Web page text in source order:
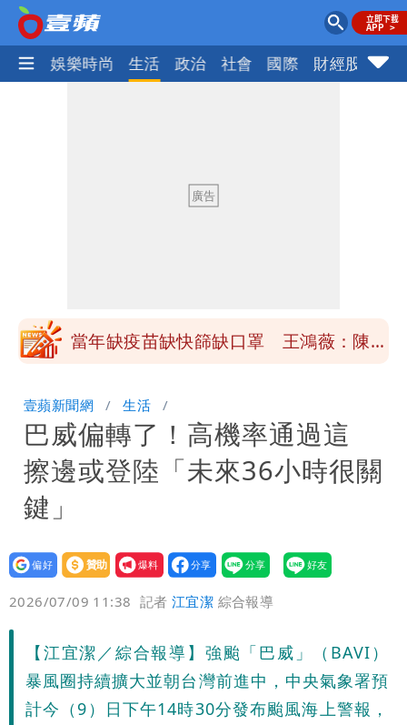
熱門 娛樂時尚 生活 政治 社會 國際 財經股市
很多謹慎判斷當時未被理解
抄襲造假當上劍橋大學教授 神鬼級履歷
10.6億顧問費決策過程在哪
當年缺疫苗缺快篩缺口罩 王鴻薇：陳時
聲押？交保？複訊後揭曉
慈濟買BNT遭詐10億元 蔡英文：政府
很多謹慎判斷當時未被理解
抄襲造假當上劍橋大學教授 神鬼級履歷
壹蘋新聞網 生活
巴威偏轉了！高機率通過這
擦邊或登陸「未來36小時很關
鍵」
設為
贊助
我要
爆料
2026/07/09 11:38 記者江宜潔 綜合報導
【江宜潔／綜合報導】強颱「巴威」（BAVI）
暴風圈持續擴大並朝台灣前進中，中央氣象署預
計今（9）日下午14時30分發布颱風海上警報，